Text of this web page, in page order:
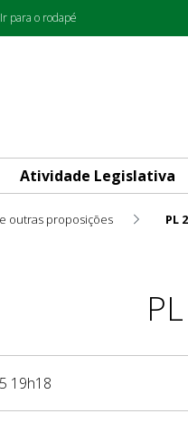
Ir para o rodapé
Atividade Legislativa
outras proposições PL
19h18